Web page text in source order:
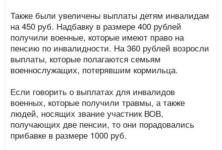
Также были увеличены выплаты детям инвалидам
на 450 руб. Надбавку в размере 400 рублей
получили военные, которые имеют право на
пенсию по инвалидности. На 360 рублей возросли
выплаты, которые полагаются семьям
военнослужащих, потерявшим кормильца.
Если говорить о выплатах для инвалидов
военных, которые получили травмы, а также
людей, носящих звание участник ВОВ,
получающих две пенсии, то они порадовались
прибавке в размере 1000 руб.